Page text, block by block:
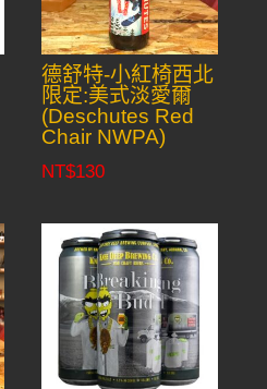
德舒特-小紅椅西北
限定:美式淡愛爾
(Deschutes Red
Chair NWPA)
NT$130